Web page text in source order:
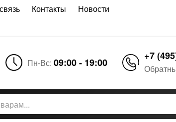
Контакты
Новости
Пн-Вс: 09:00 - 19:00
+7